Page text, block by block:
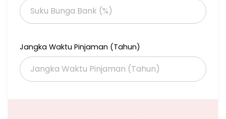
Jangka Waktu Pinjaman (Tahun)